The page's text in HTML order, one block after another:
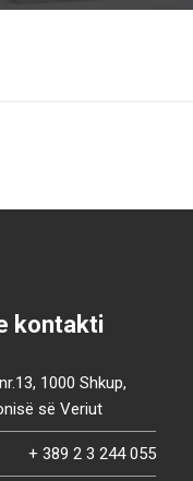
kontakti
1000 Shkup,
së Veriut
+ 389 2 3 244 055